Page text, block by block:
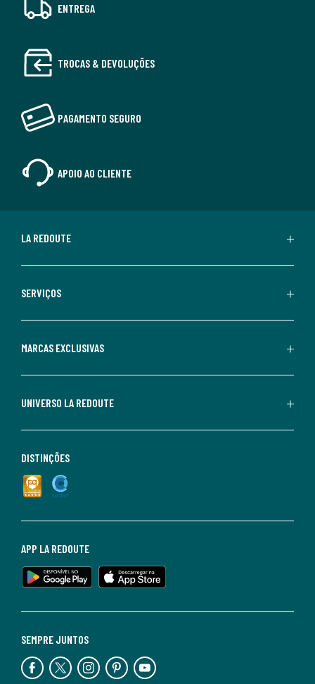
ENTREGA
TROCAS & DEVOLUÇÕES
PAGAMENTO SEGURO
APOIO AO CLIENTE
LA REDOUTE
SERVIÇOS
MARCAS EXCLUSIVAS
UNIVERSO LA REDOUTE
SEMPRE JUNTOS
APP LA REDOUTE
DISTINÇÕES